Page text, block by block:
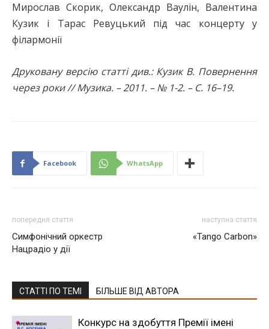
Мирослав Скорик, Олександр Ваулін, Валентина
Кузик і Тарас Ревуцький під час концерту у
філармонії
Друковану версію статті див.: Кузик В. Повернення
через роки // Музика. – 2011. – № 1-2. – С. 16–19.
Facebook WhatsApp
попередня стаття
Симфонічний оркестр
Нацрадіо у дії
наступна стаття
«Tango Carbon»
СТАТТІ ПО ТЕМІ БІЛЬШЕ ВІД АВТОРА
Конкурс на здобуття Премії імені